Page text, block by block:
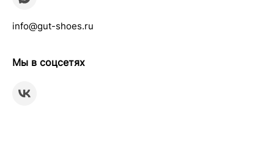
info@gut-shoes.ru
Мы в соцсетях